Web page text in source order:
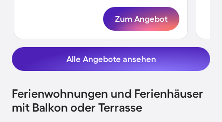
Zum Angebot
Alle Angebote ansehen
Ferienwohnungen und Ferienhäuser
mit Balkon oder Terrasse